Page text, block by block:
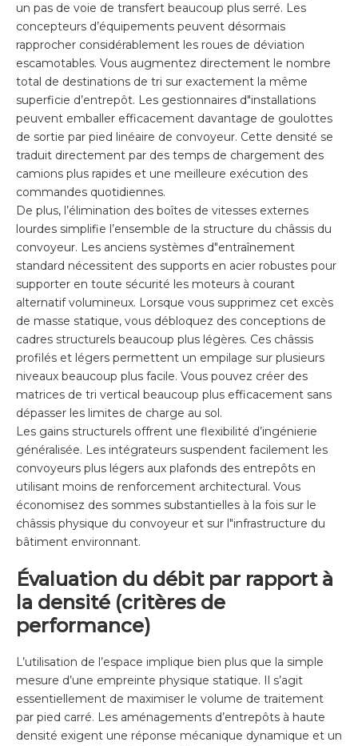
un pas de voie de transfert beaucoup plus serré. Les
concepteurs d’équipements peuvent désormais
rapprocher considérablement les roues de déviation
escamotables. Vous augmentez directement le nombre
total de destinations de tri sur exactement la même
superficie d’entrepôt. Les gestionnaires d"installations
peuvent emballer efficacement davantage de goulottes
de sortie par pied linéaire de convoyeur. Cette densité se
traduit directement par des temps de chargement des
camions plus rapides et une meilleure exécution des
commandes quotidiennes.
De plus, l’élimination des boîtes de vitesses externes
lourdes simplifie l’ensemble de la structure du châssis du
convoyeur. Les anciens systèmes d"entraînement
standard nécessitent des supports en acier robustes pour
supporter en toute sécurité les moteurs à courant
alternatif volumineux. Lorsque vous supprimez cet excès
de masse statique, vous débloquez des conceptions de
cadres structurels beaucoup plus légères. Ces châssis
profilés et légers permettent un empilage sur plusieurs
niveaux beaucoup plus facile. Vous pouvez créer des
matrices de tri vertical beaucoup plus efficacement sans
dépasser les limites de charge au sol.
Les gains structurels offrent une flexibilité d’ingénierie
généralisée. Les intégrateurs suspendent facilement les
convoyeurs plus légers aux plafonds des entrepôts en
utilisant moins de renforcement architectural. Vous
économisez des sommes substantielles à la fois sur le
châssis physique du convoyeur et sur l"infrastructure du
bâtiment environnant.
Évaluation du débit par rapport à
la densité (critères de
performance)
L’utilisation de l’espace implique bien plus que la simple
mesure d’une empreinte physique statique. Il s’agit
essentiellement de maximiser le volume de traitement
par pied carré. Les aménagements d’entrepôts à haute
densité exigent une réponse mécanique dynamique et un